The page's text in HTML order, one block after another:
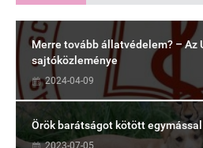
Merre tovább állatvédelem? – Az
sajtóközleménye
2024-04-09
Örök barátságot kötött